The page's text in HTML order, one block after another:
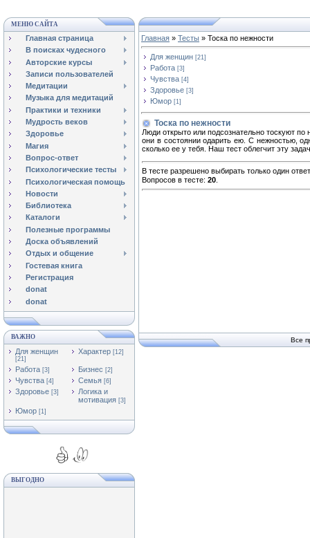
МЕНЮ САЙТА
Главная страница
В поисках чудесного
Авторские курсы
Записи пользователей
Медитации
Музыка для медитаций
Практики и техники
Мудрость веков
Здоровье
Магия
Вопрос-ответ
Психологические тесты
Психологическая помощь
Новости
Библиотека
Каталоги
Полезные программы
Доска объявлений
Отдых и общение
Гостевая книга
Регистрация
donat
donat
ВАЖНО
Для женщин
[21]
Характер [12]
Работа [3] Бизнес [2]
Чувства [4] Семья [6]
Здоровье [3]
Логика и
мотивация [3]
Юмор [1]
ВЫГОДНО
Главная » Тесты » Тоска по нежности
Для женщин [21]
Работа [3]
Чувства [4]
Здоровье [3]
Юмор [1]
Тоска по нежности
Люди открыто или подсознательно тоскуют
они в состоянии одарить ею. С нежностью,
сколько ее у тебя. Наш тест облегчит эту
В тесте разрешено выбирать только один
Вопросов в тесте: 20
Все